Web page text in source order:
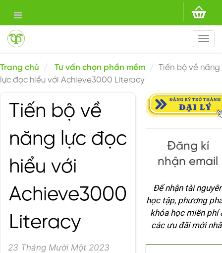
Trang chủ Tư vấn chọn phần mềm
Tiến bộ về năng
lực đọc hiểu với Achieve3000 Literacy
Tiến bộ về
năng lực đọc
hiểu với
Achieve3000
Literacy
23 Tháng Mười Một 2023
Đăng kí
nhận email
Để nhận tài
học tập, phương
khóa học miễn phí
các ưu đãi mới